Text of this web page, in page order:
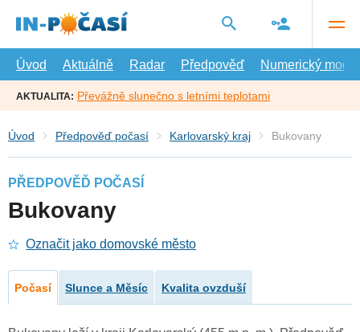
hlavní
Úvod
Aktuálně Radar Předpověď Numerický model
AKTUALITA: Převážně slunečno s letními teplotami
Úvod Předpověď počasí Karlovarský kraj Bukovany
PŘEDPOVĚĎ POČASÍ
Bukovany
Označit jako domovské město
Počasí Slunce a Měsíc Kvalita ovzduší